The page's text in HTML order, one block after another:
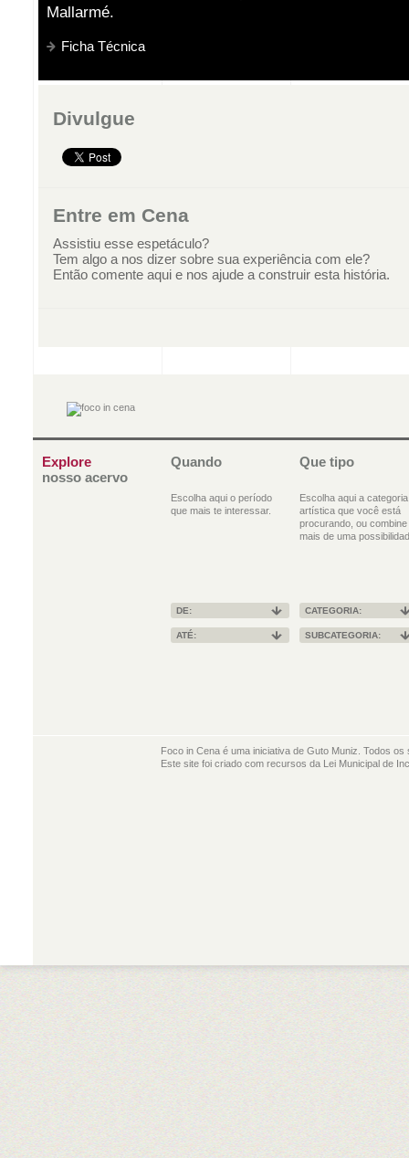
Mallarmé.
Ficha Técnica
Divulgue
Entre em Cena
Assistiu esse espetáculo?
Tem algo a nos dizer sobre sua experiência com ele?
Então comente aqui e nos ajude a construir esta história.
Explore
nosso acervo
Quando
Escolha aqui o período
que mais te interessar.
Que tipo
Escolha aqui a categoria
artística que você está
procurando, ou combine
mais de uma
DE:
ATÉ:
CATEGORIA:
SUBCATEGORIA:
Foco in Cena é uma iniciativa de Guto Muniz. Todos
Este site foi criado com recursos da Lei Municipal de